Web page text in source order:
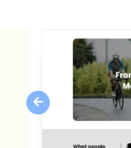
Previous